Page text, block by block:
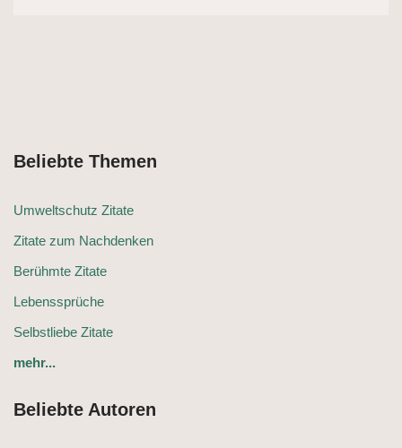
Beliebte Themen
Umweltschutz Zitate
Zitate zum Nachdenken
Berühmte Zitate
Lebenssprüche
Selbstliebe Zitate
mehr...
Beliebte Autoren